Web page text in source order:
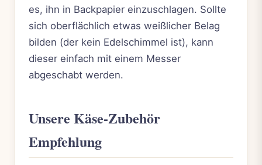
es, ihn in Backpapier einzuschlagen. Sollte
sich oberflächlich etwas weißlicher Belag
bilden (der kein Edelschimmel ist), kann
dieser einfach mit einem Messer
abgeschabt werden.
Unsere Käse-Zubehör
Empfehlung